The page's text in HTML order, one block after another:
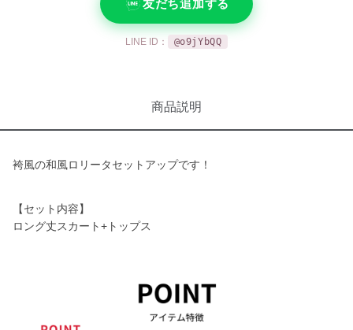
友だち追加する
LINE ID： @o9jYbQQ
商品説明
袴風の和風ロリータセットアップです！
【セット内容】
ロング丈スカート+トップス